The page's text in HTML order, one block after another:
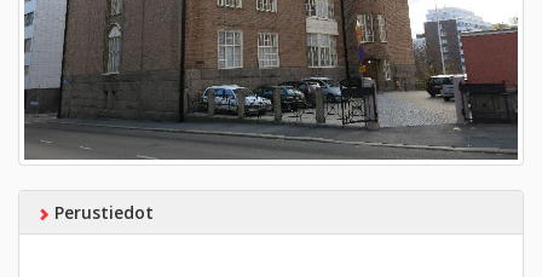
Perustiedot